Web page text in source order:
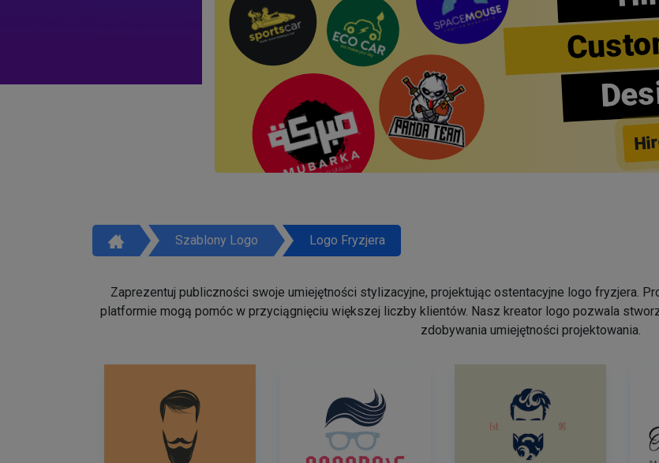
Szablony Logo Logo Fryzjera
Zaprezentuj publiczności swoje umiejętności stylizacyjne, projektując ostentacyjne logo fryzjera.
platformie mogą pomóc w przyciągnięciu większej liczby klientów. Nasz kreator logo pozwala
zdobywania umiejętności projektowania.